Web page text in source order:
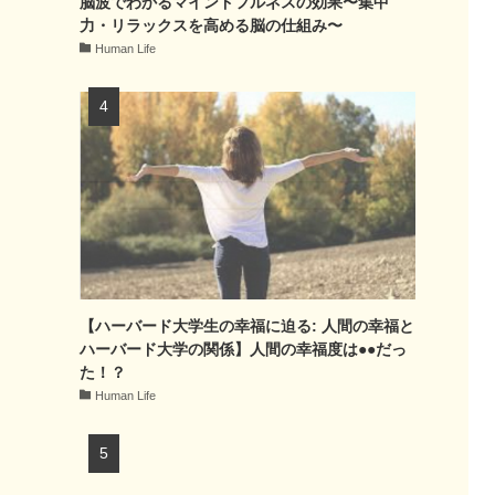
力・リラックスを高める脳の仕組み〜
Human Life
【ハーバード大学生の幸福に迫る: 人間の幸福と
ハーバード大学の関係】人間の幸福度は●●だっ
た！？
Human Life